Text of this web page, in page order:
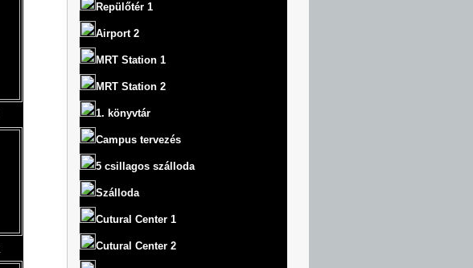
Repülőtér 1
Airport 2
MRT Station 1
MRT Station 2
1. könyvtár
Campus tervezés
5 csillagos szálloda
Szálloda
Cutural Center 1
Cutural Center 2